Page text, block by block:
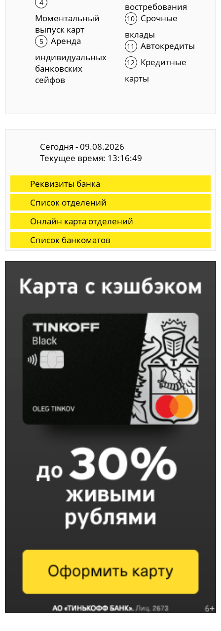
Моментальный
выпуск карт
Аренда
индивидуальных
банковских
сейфов
востребования
Срочные
вклады
Автокредиты
Кредитные
карты
Сегодня - 09.08.2026
Текущее время: 13:16:50
Реквизиты банка
Список отделений
Онлайн карта отделений
Список банкоматов